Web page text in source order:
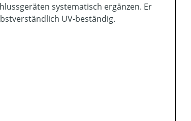
systematisch ergänzen. Er
UV-beständig.